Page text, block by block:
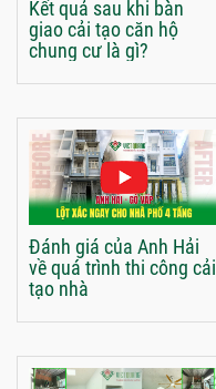
Kết quả sau khi bàn
giao cải tạo căn hộ
chung cư là gì?
Đánh giá của Anh Hải
về quá trình thi công cải
tạo nhà